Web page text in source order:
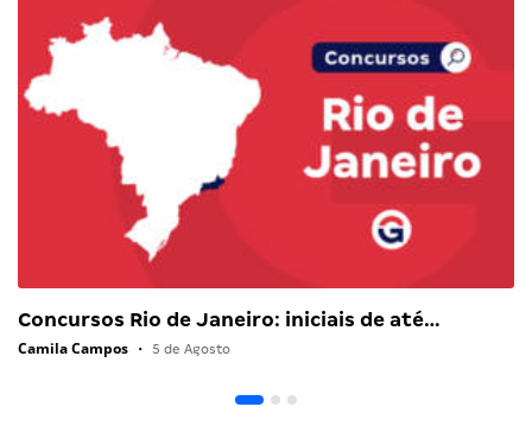
Concursos Rio de Janeiro: iniciais de até…
Camila Campos • 5 de Agosto